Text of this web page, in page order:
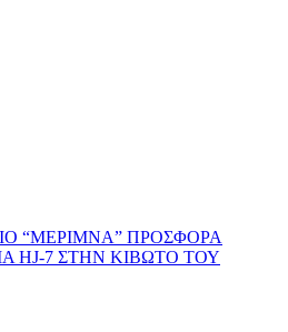
“ΜΕΡΙΜΝΑ” ΠΡΟΣΦΟΡΑ
7 ΣΤΗΝ ΚΙΒΩΤΟ ΤΟΥ